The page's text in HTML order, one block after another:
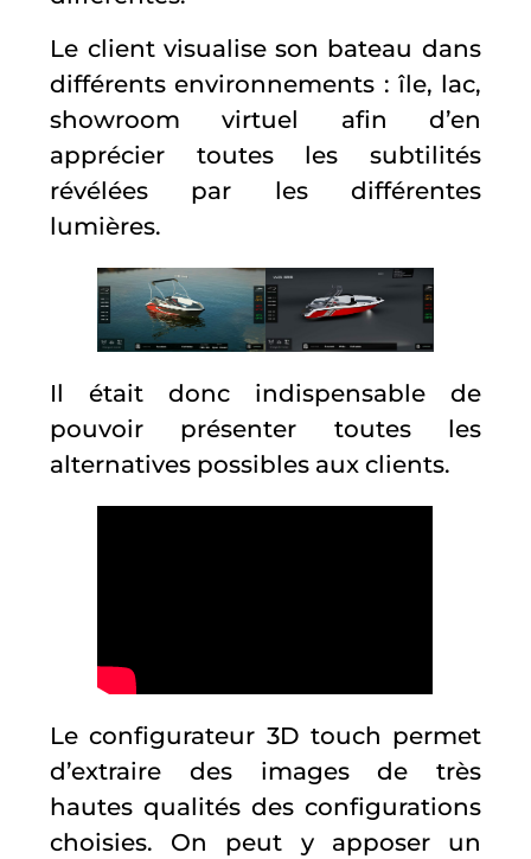
Le client visualise son bateau dans
différents environnements : île, lac,
showroom virtuel afin d’en
apprécier toutes les subtilités
révélées par les différentes
lumières.
Il était donc indispensable de
pouvoir présenter toutes les
alternatives possibles aux clients.
Le configurateur 3D touch permet
d’extraire des images de très
hautes qualités des configurations
choisies. On peut y apposer un